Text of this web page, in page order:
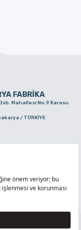
FABRİKA
Mahallesi No:9 Karasu
/ TÜRKİYE
AİTTİR